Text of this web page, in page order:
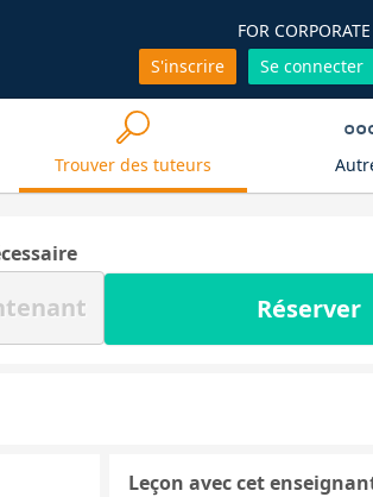
FOR CORPORATE
S'inscrire
Se connecter
Trouver des tuteurs
Réserver
Leçon avec cet